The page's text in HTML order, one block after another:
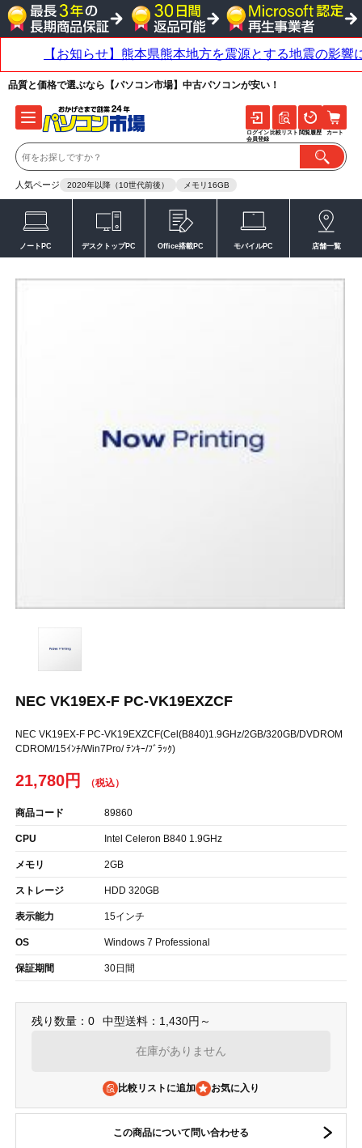
品質と価格で選ぶなら【パソコン市場】中古パソコンが安い！
人気ページ 2020年以降（10世代前後） メモリ16GB
ログイン
会員登録
比較リスト 閲覧履歴 カート
ノートPC デスクトップPC Office搭載PC モバイルPC 店舗一覧
NEC VK19EX-F PC-VK19EXZCF
NEC VK19EX-F PC-VK19EXZCF(Cel(B840)1.9GHz/2GB/320GB/DVDROM
CDROM/15ｲﾝﾁ/Win7Pro/ ﾃﾝｷｰ/ﾌﾞﾗｯｸ)
21,780円
商品コード 89860
CPU Intel Celeron B840 1.9GHz
メモリ 2GB
ストレージ HDD 320GB
表示能力 15インチ
OS Windows 7 Professional
保証期間 30日間
残り数量：0 中型送料：1,430円～
在庫がありません
比較リストに追加
この商品について問い合わせる